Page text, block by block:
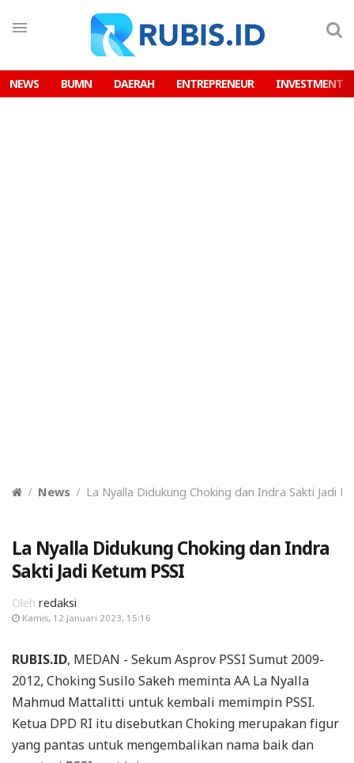
NEWS BUMN DAERAH ENTREPRENEUR INVESTMENT
News La Nyalla Didukung Choking dan Indra Sakti Jadi
La Nyalla Didukung Choking dan Indra
Sakti Jadi Ketum PSSI
Oleh redaksi
Kamis, 12 Januari 2023, 15:16
RUBIS.ID, MEDAN - Sekum Asprov PSSI Sumut 2009-
2012, Choking Susilo Sakeh meminta AA La Nyalla
Mahmud Mattalitti untuk kembali memimpin PSSI.
Ketua DPD RI itu disebutkan Choking merupakan figur
yang pantas untuk mengembalikan nama baik dan